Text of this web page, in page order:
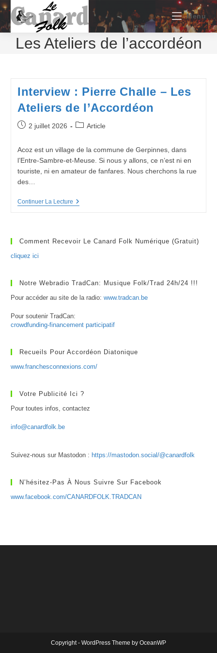
Skip
to
content
Menu
Les Ateliers de l’accordéon
Interview : Pierre Challe – Les
Ateliers de l’Accordéon
Publication
2 juillet 2026
PostArticle
Acoz est un village de la commune de Gerpinnes, dans
l’Entre-Sambre-et-Meuse. Si nous y allons, ce n’est ni en
touriste, ni en amateur de fanfares. Nous cherchons la rue
des…
Continuer La LectureInterview
Les
Comment Recevoir Le Canard Folk Numérique (gratuit)
cliquez ici
Notre Webradio TradCan: Musique Folk/Trad 24h/24 !!!
Pour accéder au site de la radio:www.tradcan.be
Pour soutenir TradCan:
crowdfunding-financement participatif
Recueils Pour Accordéon Diatonique
www.franchesconnexions.com/
Votre Publicité Ici ?
Pour toutes infos, contactez
info@canardfolk.be
Suivez-nous sur Mastodon : https://mastodon.social/@canardfolk
N’hésitez-Pas À Nous Suivre Sur Facebook
www.facebook.com/CANARDFOLK.TRADCAN
Copyright - WordPress Theme by OceanWP